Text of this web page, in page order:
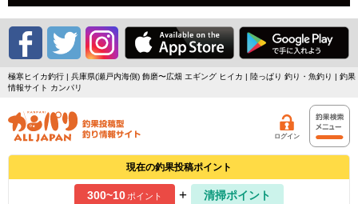
極寒ヒイカ釣行 | 兵庫県(瀬戸内海側) 飾磨〜広畑 エギング ヒイカ | 陸っぱり 釣り・魚釣り | 釣果
情報サイト カンパリ
ログイン
現在の釣果投稿ポイント
300~10ポイント +
清掃ポイント